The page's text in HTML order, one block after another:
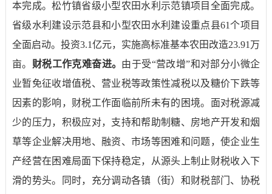
本完成。松竹镇省级小型农田水利示范镇项目全面完成。
省级水利建设示范县和小型农田水利建设重点县61个项目
全面启动。投资3.1亿元，实施高标准基本农田改造23.91 万
亩。 财税工作克难奋进。 由于受“营改增”和对部分小微企
业暂免征收增值税、营业税等政策性减税以及糖价下跌等
因素的影响，财税工作面临前所未有的困境。面对税源减
少的压力，积极应对，支持和帮助制糖、房地产开发和烟
草等企业解决用地、融资、市场等困难和问题，使企业生
产经营在困难局面下保持稳定，从源头上制止财税收入下
滑的势头。同时，充分调动各镇（街）和财税部门、协税